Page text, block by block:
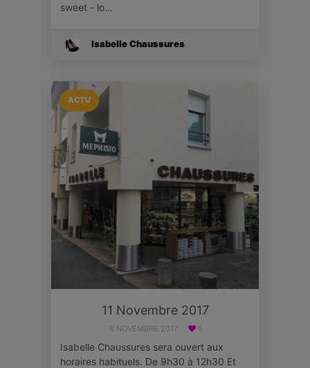
sweet - lo…
Isabelle Chaussures
ACTU
11 Novembre 2017
8 NOVEMBRE 2017 1
Isabelle Chaussures sera ouvert aux
horaires habituels. De 9h30 à 12h30 Et